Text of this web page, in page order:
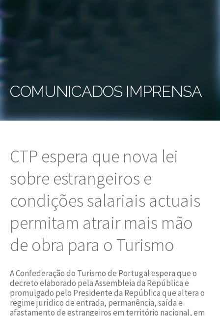
COMUNICADOS IMPRENSA
CTP espera que nova lei
sobre estrangeiros e
condições salariais actuais
permitam atrair mais mão
de obra para o Turismo
A Confederação do Turismo de Portugal espera que o
decreto elaborado pela Assembleia da República e
promulgado pelo Presidente da República que altera o
regime jurídico de entrada, permanência, saída e
afastamento de estrangeiros em território nacional, em